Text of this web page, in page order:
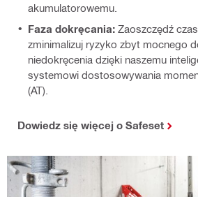
akumulatorowemu.
Faza dokręcania: Zaoszczędź
zminimalizuj ryzyko zbyt mocnego
niedokręcenia dzięki naszemu
systemowi dostosowywania
(AT).
Dowiedz się więcej o Safeset